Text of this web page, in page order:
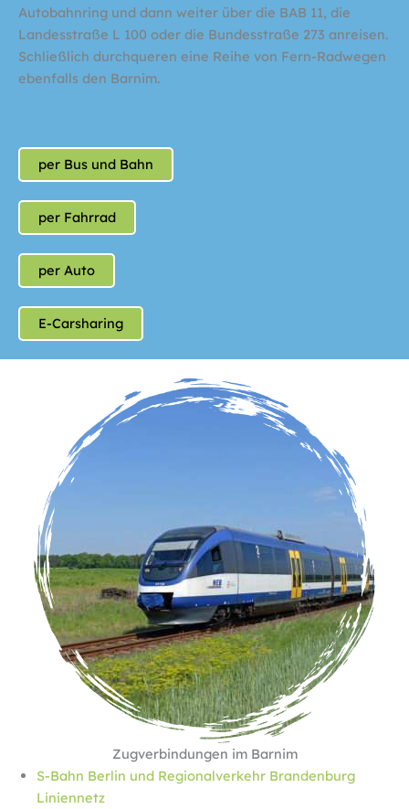
Autobahnring und dann weiter über die BAB 11, die
Landesstraße L 100 oder die Bundesstraße 273 anreisen.
Schließlich durchqueren eine Reihe von Fern-Radwegen
ebenfalls den Barnim.
per Bus und Bahn
per Fahrrad
per Auto
E-Carsharing
Zugverbindungen im Barnim
S-Bahn Berlin und Regionalverkehr Brandenburg
Liniennetz